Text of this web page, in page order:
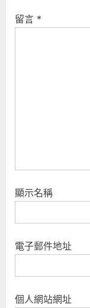
P
t
留言 *
顯示名稱
電子郵件地址
個人網站網址